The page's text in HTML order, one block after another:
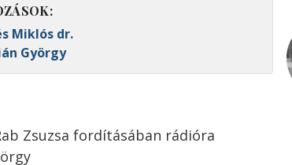
Miklós dr.
György
Zsuzsa fordításában rádióra